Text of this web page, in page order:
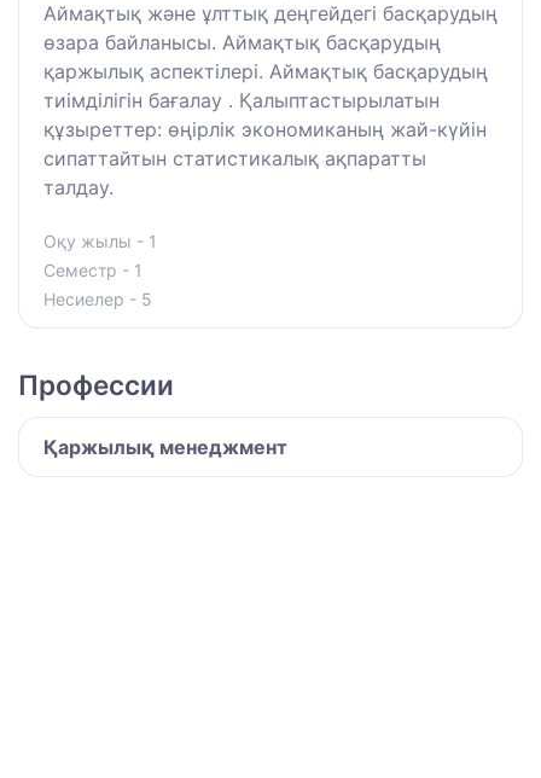
Аймақтық және ұлттық деңгейдегі басқарудың
өзара байланысы. Аймақтық басқарудың
қаржылық аспектілері. Аймақтық басқарудың
тиімділігін бағалау . Қалыптастырылатын
құзыреттер: өңірлік экономиканың жай-күйін
сипаттайтын статистикалық ақпаратты
талдау.
Оқу жылы - 1
Семестр - 1
Несиелер - 5
Профессии
Қаржылық менеджмент